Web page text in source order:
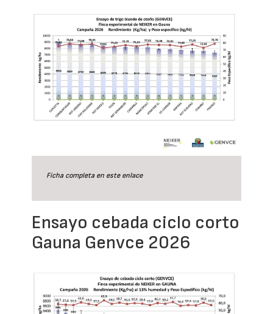
Ficha completa en este enlace
Ensayo cebada ciclo corto
Gauna Genvce 2026